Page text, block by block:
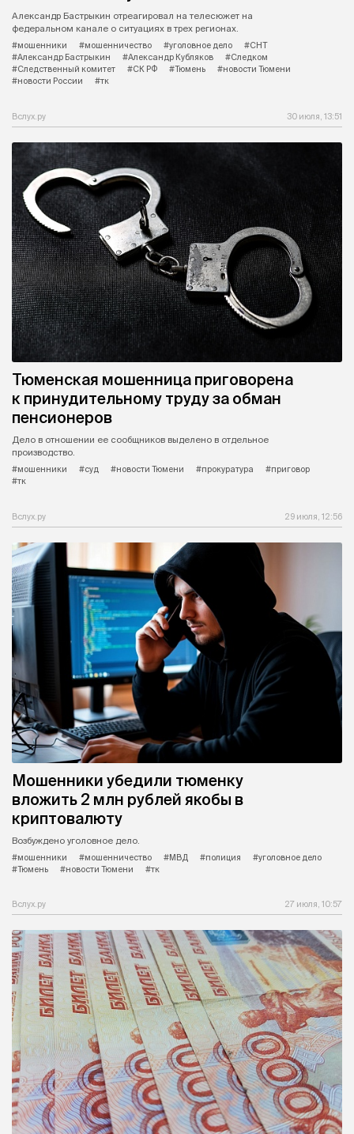
Александр Бастрыкин отреагировал на телесюжет на
федеральном канале о ситуациях в трех регионах.
#мошенники
#мошенничество #уголовное дело
#СНТ
#Александр Бастрыкин
#Александр Кубляков
#Следком
#Следственный комитет
#СК РФ #Тюмень
#новости Тюмени
#новости России
#тк
Вслух.ру 30 июля, 13:51
Тюменская мошенница приговорена
к принудительному труду за обман
пенсионеров
Дело в отношении ее сообщников выделено в отдельное
производство.
#мошенники
#суд #новости Тюмени #прокуратура
#приговор
#тк
Вслух.ру 29 июля, 12:56
Мошенники убедили тюменку
вложить 2 млн рублей якобы в
криптовалюту
Возбуждено уголовное дело.
#мошенники
#мошенничество #МВД #полиция
#уголовное дело
#Тюмень
#новости Тюмени #тк
Вслух.ру 27 июля, 10:57